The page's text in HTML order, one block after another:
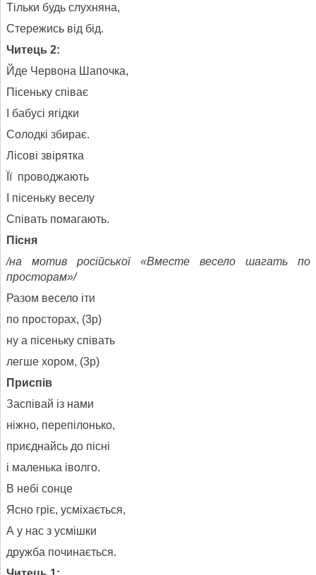
Тільки будь слухняна,
Стережись від бід.
Читець 2:
Йде Червона Шапочка,
Пісеньку співає
І бабусі ягідки
Солодкі збирає.
Лісові звірятка
Її проводжають
І пісеньку веселу
Співать помагають.
Пісня
/на мотив російської «Вместе весело шагать по
просторам»/
Разом весело іти
по просторах, (3р)
ну а пісеньку співать
легше хором, (3р)
Приспів
Заспівай із нами
ніжно, перепілонько,
приєднайсь до пісні
і маленька іволго.
В небі сонце
Ясно гріє, усміхається,
А у нас з усмішки
дружба починається.